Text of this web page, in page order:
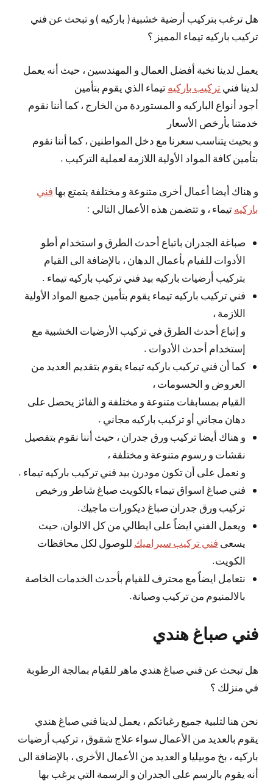
هل ترغب بتركيب أرضية خشبية ( باركيه ) و تبحث عن فني
تركيب باركيه تيماء المميز ؟
يعمل لدينا نخبة أفضل العمال و المهندسين ، حيث أنه يعمل
لدينا فني تركيب باركيه تيماء الذي يقوم بتأمين
أجود أنواع الباركيه و المستوردة من الخارج ، كما أننا نقوم
خدمتنا بأرخص الأسعار
و بحيث يتناسب سعرنا مع دخل المواطنين ، كما أننا نقوم
بتأمين كافة المواد الأولية اللازمة لعملية التركيب .
و هناك أيضا أعمال أخرى متنوعة و مختلفة يتمتع بها فني
باركيه تيماء ، و تتضمن هذه الأعمال التالي :
صباغة الجدران باتباع أحدث الطرق و استخدام أطو
الأدوات للفيام بأعمال الدهان ، بالإضافة الى القيام
بتركيب أرضيات باركيه بيد فني تركيب باركيه تيماء .
فني تركيب باركيه تيماء يقوم بتأمين جميع المواد الأولية
اللازمة ،
و إتباع أحدث الطرق في تركيب الأرضيات الخشبية مع
إستخدام أحدث الأدوات .
كما أن فني تركيب باركيه تيماء يقوم بتقديم العديد من
العروض و الحسومات ،
القيام بمسابقات متنوعة و مختلفة و الفائز يحصل على
دهان مجاني أو تركيب باركيه مجاني .
و هناك أيضا تركيب ورق جدران ، حيث أننا نقوم بتفصيل
نقشات و رسوم متنوعة و مختلفة ،
و نعمل على أن تكون مودرن بيد فني تركيب باركيه تيماء .
فني صباغ اسواق تيماء بالكويت صباغ شاطر ورخيص
تركيب ورق جدران صباغ ديكورات ماجيك.
ويعمل الفني ايضاً على ايطالي من كل الالوان, حيث
يسعى فني تركيب سيراميك للوصول لكل محافظات
الكويت.
نتعامل ايضاً مع محترف للقيام بأحدث الخدمات الخاصة
بالالمنيوم من تركيب وصيانة.
فني صباغ هندي
هل تبحث عن فني صباغ هندي ماهر للقيام بمالجة الرطوبة
في منزلك ؟
نحن هنا لتلبية جميع رغباتكم ، يعمل لدينا فني صباغ هندي
يقوم بالعديد من الأعمال سواء علاج شقوق ، تركيب أرضيات
باركيه ، بخ موبيليا و العديد من الأعمال الأخرى ، بالإضافة الى
أنه يقوم بالرسم على الجدران و الرسمة التي يرغب بها